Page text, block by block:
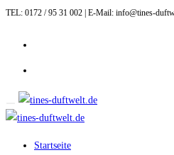
Zum
springen
TEL: 0172 / 95 31 002 | E-Mail: info@tines-
Startseite